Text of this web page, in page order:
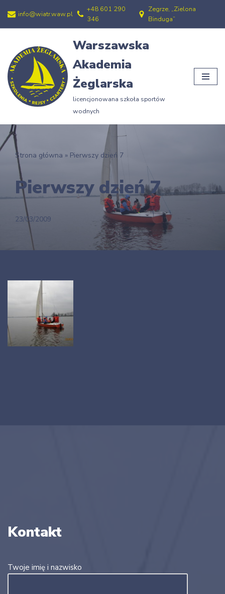
Przejdź
treści
info@wiatr.waw.pl
+48 601 290
346
Zegrze, „Zielona
Binduga”
Warszawska
Akademia
Żeglarska
licencjonowana szkoła sportów
wodnych
Strona główna » Pierwszy dzień 7
Pierwszy dzień 7
23/03/2009
Kontakt
Twoje imię i nazwisko